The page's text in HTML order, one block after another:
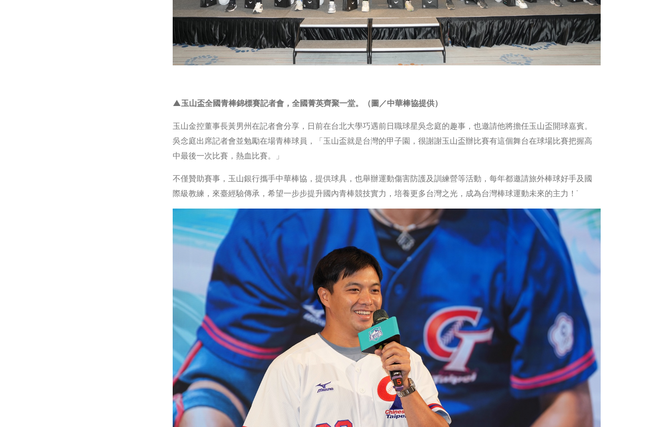
▲玉山盃全國青棒錦標賽記者會，全國菁英齊聚一堂。（圖／中華棒協提供）
玉山金控董事長黃男州在記者會分享，日前在台北大學巧遇前日職球星吳念庭的趣事，也邀請他將擔任玉山盃開球嘉賓。
吳念庭出席記者會並勉勵在場青棒球員，「玉山盃就是台灣的甲子園，很謝謝玉山盃辦比賽有這個舞台在球場比賽把握高
中最後一次比賽，熱血比賽。」
不僅贊助賽事，玉山銀行攜手中華棒協，提供球具，也舉辦運動傷害防護及訓練營等活動，每年都邀請旅外棒球好手及國
際級教練，來臺經驗傳承，希望一步步提升國內青棒競技實力，培養更多台灣之光，成為台灣棒球運動未來的主力！˙